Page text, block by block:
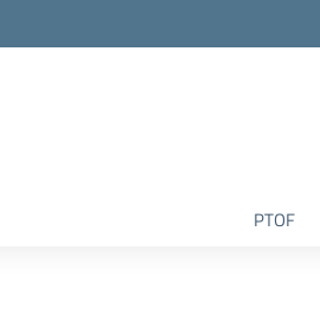
PTOF